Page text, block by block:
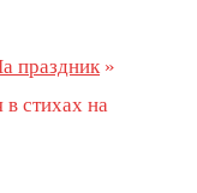
праздник »
в стихах на